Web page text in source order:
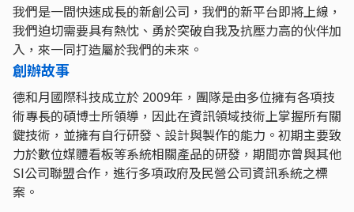
我們是一間快速成長的新創公司，我們的新平台即將上線，
我們迫切需要具有熱忱、勇於突破自我及抗壓力高的伙伴加
入，來一同打造屬於我們的未來。
創辦故事
德和月國際科技成立於 2009年，團隊是由多位擁有各項技
術專長的碩博士所領導，因此在資訊領域技術上掌握所有關
鍵技術，並擁有自行研發、設計與製作的能力。初期主要致
力於數位媒體看板等系統相關產品的研發，期間亦曾與其他
SI公司聯盟合作，進行多項政府及民營公司資訊系統之標
案。